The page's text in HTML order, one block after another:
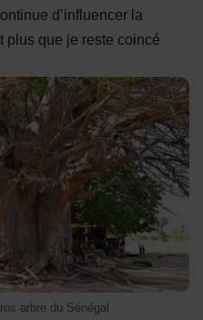
gros arbre du Sénégal
arbre du Sénégal
d’influencer la
plus que je reste coincé